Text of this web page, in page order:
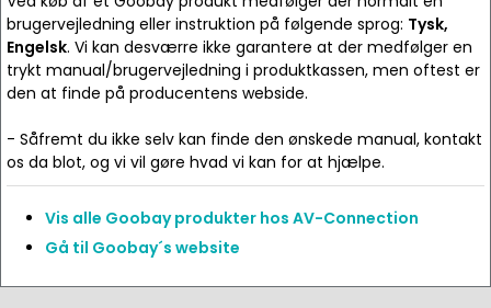
brugervejledning eller instruktion på følgende sprog: Tysk,
Engelsk. Vi kan desværre ikke garantere at der medfølger en
trykt manual/brugervejledning i produktkassen, men oftest er
den at finde på producentens webside.
- Såfremt du ikke selv kan finde den ønskede manual, kontakt
os da blot, og vi vil gøre hvad vi kan for at hjælpe.
Vis alle Goobay produkter hos AV-Connection
Gå til Goobay´s website